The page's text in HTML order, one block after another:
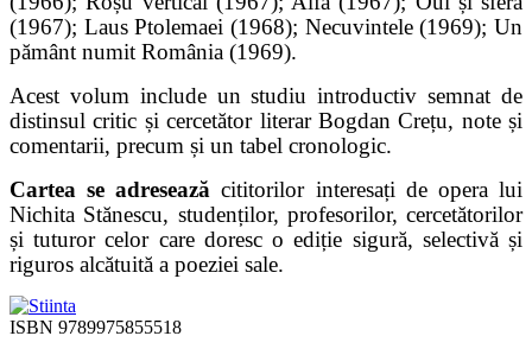
(1967); Laus Ptolemaei (1968); Necuvintele (1969); Un
pământ numit România (1969).
Acest volum include un studiu introductiv semnat de
distinsul critic și cercetător literar Bogdan Crețu, note și
comentarii, precum și un tabel cronologic.
Cartea se adresează cititorilor interesați de opera lui
Nichita Stănescu, studenților, profesorilor, cercetătorilor
și tuturor celor care doresc o ediție sigură, selectivă și
riguros alcătuită a poeziei sale.
ISBN 9789975855518